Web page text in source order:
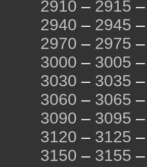
2910 – 2915 –
2940 – 2945 –
2970 – 2975 –
3000 – 3005 –
3030 – 3035 –
3060 – 3065 –
3090 – 3095 –
3120 – 3125 –
3150 – 3155 –